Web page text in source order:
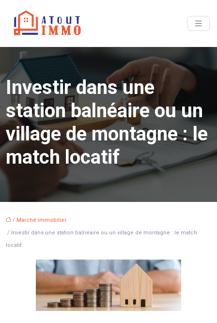
Investir dans une
station balnéaire ou un
village de montagne : le
match locatif
/ Marché immobilier
/ Investir dans une station balnéaire ou un village de montagne : le match
locatif